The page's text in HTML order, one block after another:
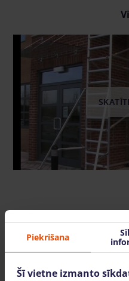
Mēs arī piedāvājam
Piekrišana
Šī vietne izmanto